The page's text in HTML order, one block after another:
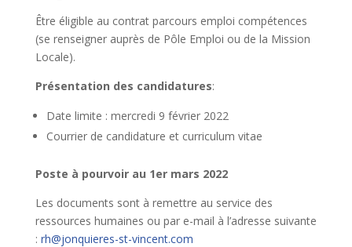
Être éligible au contrat parcours emploi compétences
(se renseigner auprès de Pôle Emploi ou de la Mission
Locale).
Présentation des candidatures:
Date limite : mercredi 9 février 2022
Courrier de candidature et curriculum vitae
Poste à pourvoir au 1er mars 2022
Les documents sont à remettre au service des
ressources humaines ou par e-mail à l’adresse suivante
: rh@jonquieres-st-vincent.com